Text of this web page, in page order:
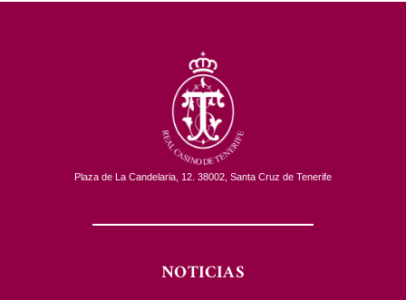
Plaza de La Candelaria, 12. 38002, Santa Cruz de Tenerife
NOTICIAS